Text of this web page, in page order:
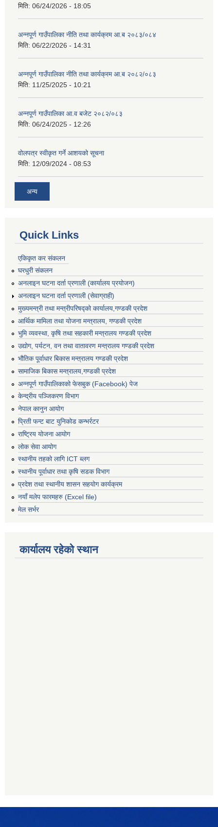
मिति: 06/24/2026 - 18:05
अन्नपूर्ण गाउँपालिका नीति तथा कार्यक्रम आ.ब २०८३/०८४
मिति: 06/22/2026 - 14:31
अन्नपूर्ण गाउँपालिका नीति तथा कार्यक्रम आ.ब २०८२/०८३
मिति: 11/25/2025 - 10:21
अन्नपूर्ण गाउँपालिका आ.व बजेट २०८२/०८३
मिति: 06/24/2025 - 12:26
वोलपत्र स्वीकृत गर्ने आशयको सूचना
मिति: 12/09/2024 - 08:53
अन्य
Quick Links
एकिकृत कर संकलन
घरधुरी संकलन
अनलाइन घटना दर्ता प्रणाली (कार्यालय प्रयोजन)
अनलाइन घटना दर्ता प्रणाली (सेवाग्राही)
मुख्यमन्त्री तथा मन्त्रीपरिषद्को कार्यालय,गण्डकी प्रदेश
आर्थिक मामिला तथा योजना मन्त्रालय, गण्डकी प्रदेश
भुमि व्यवस्था, कृषि तथा सहकारी मन्त्रालय गण्डकी प्रदेश
उद्योग, पर्यटन, वन तथा वातावरण मन्त्रालय गण्डकी प्रदेश
भौतिक पूर्वाधार बिकास मन्त्रालय गण्डकी प्रदेश
सामाजिक बिकास मन्त्रालय,गण्डकी प्रदेश
अन्नपूर्ण गाउँपालिकाको फेसबुक (Facebook) पेज
केन्द्रीय पञ्जिकरण विभाग
नेपाल कानुन आयोग
प्रिती फन्ट बाट युनिकोड कन्भर्रटर
राष्ट्रिय योजना आयोग
लोक सेवा आयोग
स्थानीय तहको लागि ICT ब्लग
स्थानीय पूर्वाधार तथा कृषि सडक विभाग
प्रदेश तथा स्थानीय शासन सहयोग कार्यक्रम
नयाँ मलेप फारमहरु (Excel file)
मेल सर्भर
कार्यालय रहेको स्थान